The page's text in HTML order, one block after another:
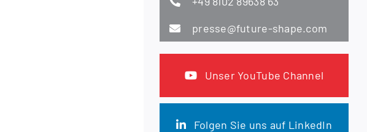
presse@future-shape.com
Unser You­Tube Channel
Fol­gen Sie uns auf LinkedIn